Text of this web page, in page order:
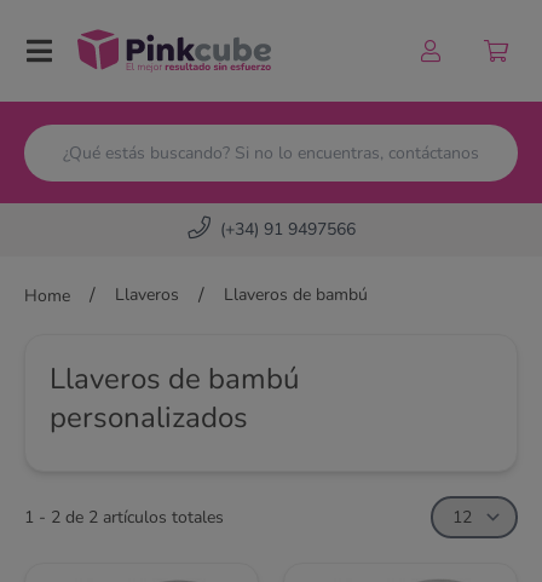
Pinkcube
(+34) 91 9497566
Home / Llaveros / Llaveros de bambú
Llaveros de bambú
personalizados
1 - 2 de 2 artículos totales